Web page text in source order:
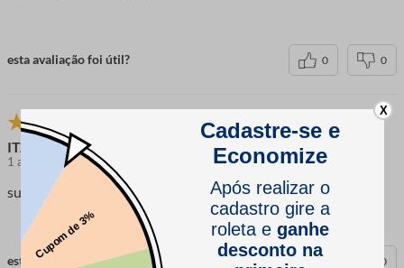
esta avaliação foi útil? 0 0
ITACIARA R.
1 ano atrás comprador verificado
super recomendo, ótimo para os trabalhos artesanais
esta avaliação foi útil? 0 0
X